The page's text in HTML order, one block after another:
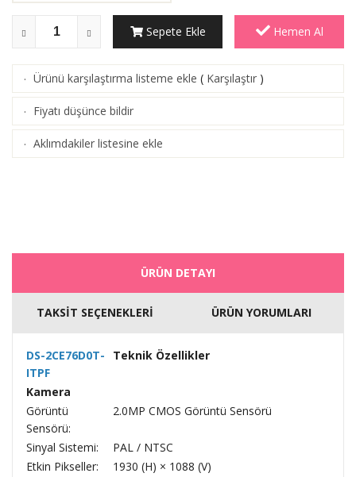
Sepete Ekle Hemen Al
· Ürünü karşılaştırma listeme ekle ( Karşılaştır )
· Fiyatı düşünce bildir
· Aklımdakiler listesine ekle
ÜRÜN DETAYI
TAKSİT SEÇENEKLERİ ÜRÜN YORUMLARI
DS-2CE76D0T-
ITPF
Teknik Özellikler
Kamera
Görüntü
Sensörü:
2.0MP CMOS Görüntü Sensörü
Sinyal Sistemi:
PAL / NTSC
Etkin Pikseller:
1930 (H) × 1088 (V)